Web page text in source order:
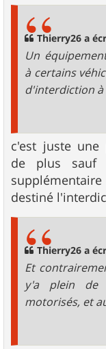
Thierry26 a
Un
à certains
d'interdiction à
c'est juste une
de plus sauf
destiné
Thierry26 a
Et
y'a plein de
motorisés, et